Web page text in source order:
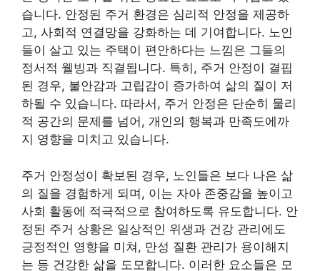
습니다. 안정된 주거 환경은 심리적 안정을 제공하
고, 사회적 연결망을 강화하는 데 기여합니다. 노인
들이 살고 있는 주택이 편안하다는 느낌은 그들의
정서적 웰빙과 직결됩니다. 특히, 주거 안정이 결핍
된 경우, 불안감과 고립감이 증가하여 삶의 질이 저
하될 수 있습니다. 따라서, 주거 안정은 단순히 물리
적 공간의 문제를 넘어, 개인의 행복과 만족도에까
지 영향을 미치고 있습니다.
주거 안정성이 확보된 경우, 노인들은 보다 나은 삶
의 질을 경험하게 되며, 이는 자아 존중감을 높이고
사회 활동에 적극적으로 참여하도록 유도합니다. 안
정된 주거 상황은 일상적인 위생과 건강 관리에도
긍정적인 영향을 미쳐, 만성 질환 관리가 용이해지
는 등 건강한 삶을 도모합니다. 이러한 요소들은 모